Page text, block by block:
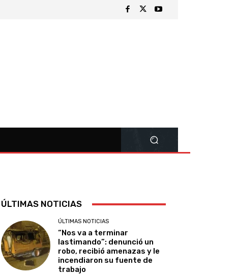
ÚLTIMAS NOTICIAS
ÚLTIMAS NOTICIAS
“Nos va a terminar
lastimando”: denunció un
robo, recibió amenazas y le
incendiaron su fuente de
trabajo